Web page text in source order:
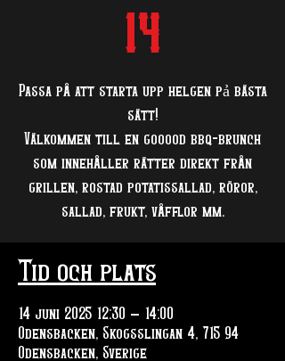
14
Passa på att starta upp helgen pả bästa
sätt!
Välkommen till en gooood bbq-brunch
som innehåller rätter direkt från
grillen, rostad potatissallad, röror,
sallad, frukt, våfflor mm.
Tid och plats
14 juni 2025 12:30 – 14:00
Odensbacken, Skogsslingan 4, 715 94
Odensbacken, Sverige